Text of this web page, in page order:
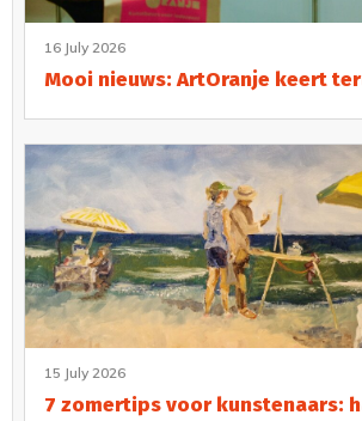
16 July 2026
Mooi nieuws: ArtOranje keert
15 July 2026
7 zomertips voor kunstenaars: